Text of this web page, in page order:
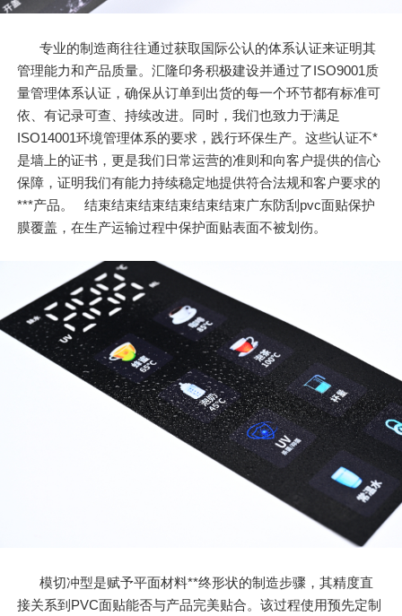
专业的制造商往往通过获取国际公认的体系认证来证明其
管理能力和产品质量。汇隆印务积极建设并通过了ISO9001质
量管理体系认证，确保从订单到出货的每一个环节都有标准可
依、有记录可查、持续改进。同时，我们也致力于满足
ISO14001环境管理体系的要求，践行环保生产。这些认证不*
是墙上的证书，更是我们日常运营的准则和向客户提供的信心
保障，证明我们有能力持续稳定地提供符合法规和客户要求的
***产品。 结束结束结束结束结束结束广东防刮pvc面贴保护
膜覆盖，在生产运输过程中保护面贴表面不被划伤。
模切冲型是赋予平面材料**终形状的制造步骤，其精度直
接关系到PVC面贴能否与产品完美贴合。该过程使用预先定制